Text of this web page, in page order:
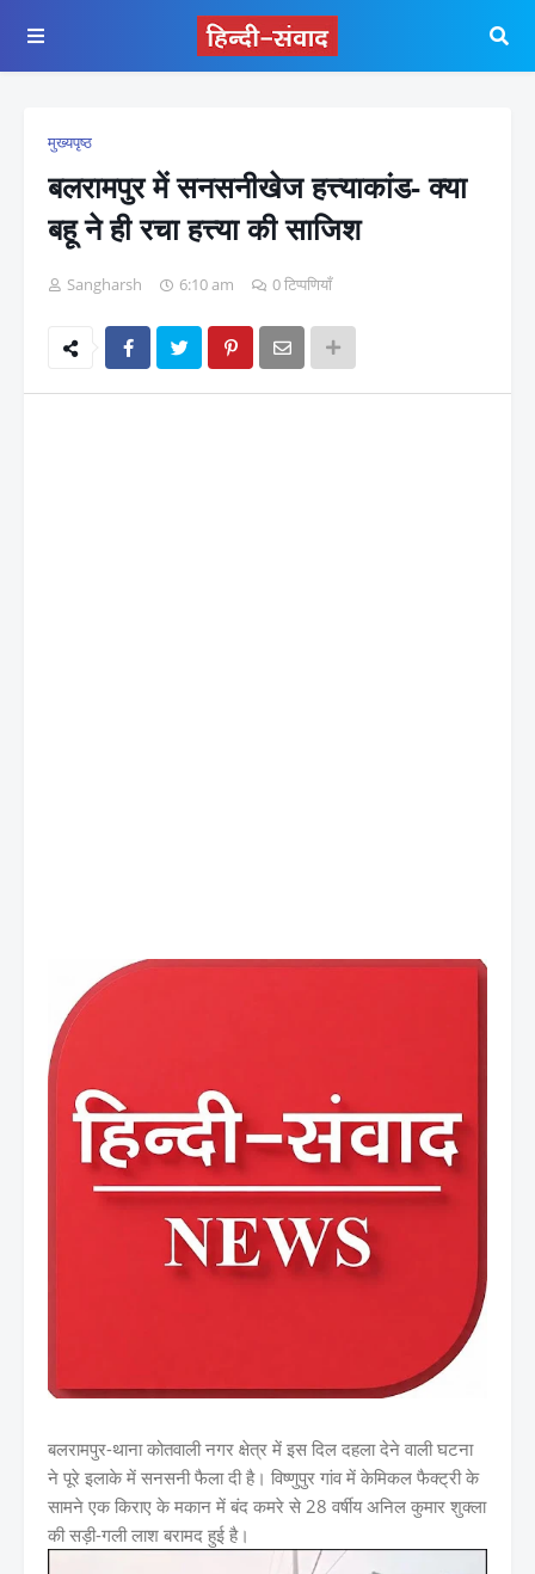
मुख्यपृष्ठ
बलरामपुर में सनसनीखेज हत्त्याकांड- क्या
बहू ने ही रचा हत्त्या की साजिश
Sangharsh 6:10 am 0 टिप्पणियाँ
बलरामपुर-थाना कोतवाली नगर क्षेत्र में इस दिल दहला देने वाली घटना
ने पूरे इलाके में सनसनी फैला दी है। विष्णुपुर गांव में केमिकल फैक्ट्री के
सामने एक किराए के मकान में बंद कमरे से 28 वर्षीय अनिल कुमार शुक्ला
की सड़ी-गली लाश बरामद हुई है।